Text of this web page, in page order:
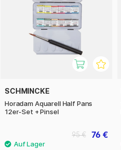
SCHMINCKE
Horadam Aquarell Half Pans
12er-Set + Pinsel
76 €
95 €